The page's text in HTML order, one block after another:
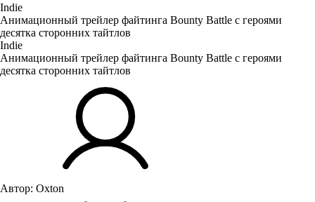
Indie
Анимационный трейлер файтинга Bounty Battle с героями
десятка сторонних тайтлов
Indie
Анимационный трейлер файтинга Bounty Battle с героями
десятка сторонних тайтлов
Автор: Oxton